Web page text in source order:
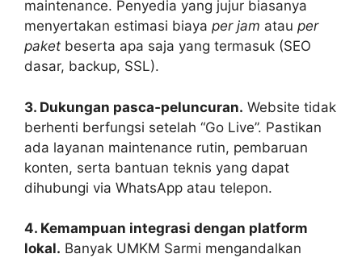
maintenance. Penyedia yang jujur biasanya
menyertakan estimasi biaya per jam atau per
paket beserta apa saja yang termasuk (SEO
dasar, backup, SSL).
3. Dukungan pasca‑peluncuran. Website tidak
berhenti berfungsi setelah “Go Live”. Pastikan
ada layanan maintenance rutin, pembaruan
konten, serta bantuan teknis yang dapat
dihubungi via WhatsApp atau telepon.
4. Kemampuan integrasi dengan platform
lokal. Banyak UMKM Sarmi mengandalkan